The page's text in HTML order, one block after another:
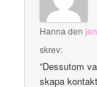
Hanna den
skrev:
”Dessutom
skapa